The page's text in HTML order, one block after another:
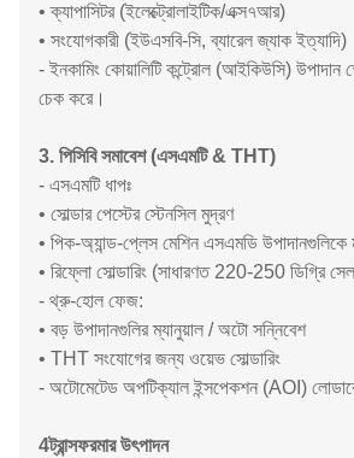
• ক্যাপাসিটর (ইলেক্ট্রোলাইটিক/এক্স৭আর)
• সংযোগকারী (ইউএসবি-সি, ব্যারেল জ্যাক ইত্যাদি)
- ইনকামিং কোয়ালিটি কন্ট্রোল (আইকিউসি) উপাদান
চেক করে।
3. পিসিবি সমাবেশ (এসএমটি & THT)
- এসএমটি ধাপঃ
• সোল্ডার পেস্টের স্টেনসিল মুদ্রণ
• পিক-অ্যান্ড-প্লেস মেশিন এসএমডি উপাদানগুলিকে
• রিফ্লো সোল্ডারিং (সাধারণত 220-250 ডিগ্রি
- থ্রু-হোল ফেজ:
• বড় উপাদানগুলির ম্যানুয়াল / অটো সন্নিবেশ
• THT সংযোগের জন্য ওয়েভ সোল্ডারিং
- অটোমেটেড অপটিক্যাল ইন্সপেকশন (AOI)
4ট্রান্সফরমার উৎপাদন